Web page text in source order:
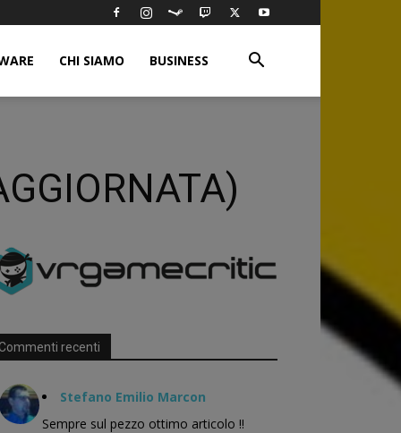
CHI SIAMO BUSINESS
recenti
Stefano Emilio Marcon
Sempre sul pezzo ottimo articolo !!